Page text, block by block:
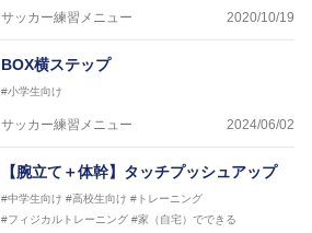
サッカー練習メニュー 2020/10/19
BOX横ステップ
#小学生向け
サッカー練習メニュー 2024/06/02
【腕立て＋体幹】タッチプッシュアップ
#中学生向け #高校生向け #トレーニング
#フィジカルトレーニング #家（自宅）でできる